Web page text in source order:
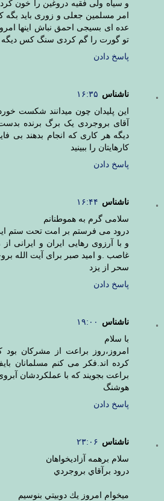
و سیاه ولی فقیه دروغین را خون
امر مسلمین جعلی و زوری باید بگه
عده ای بسیجی احمق نباش اینها
تو گورت را گم کردی سنگ کس دیگه
پاسخ دادن
ناشناس ۱۶:۳۵
این پلیدان چون میدانند شکست
آقای بروجردی یک برگ برنده
دیگه هر کاری که انجام بدهند بی
کارهایتان را ببینید
پاسخ دادن
ناشناس ۱۶:۴۴
سلامی گرم به هموطنانم
درود می فرستم بر امت تحت ستم
و با آرزوی رهایی ایران و ایرانی
غاصب .و امید صبر برای آیت الله
سحر از یزد
پاسخ دادن
ناشناس
۱۹:۰۰
با سلام
امروز،روز براعت از مشرکان
کرده اند.فکر می کنم مسلمانان
براعت بجویند که با عملکردشان
هوشنگ
پاسخ دادن
ناشناس ۲۳:۰۶
سلام برهمه آزاديخواهان
درود برآقاي بروجردي
ميخوام امروز يك دوبيتي بنوسيم